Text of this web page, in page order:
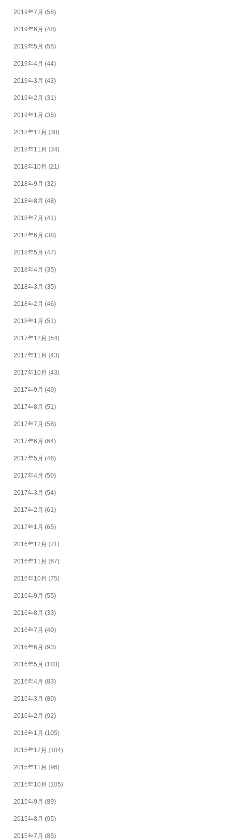
2019年7月 (58)
2019年6月 (48)
2019年5月 (55)
2019年4月 (44)
2019年3月 (43)
2019年2月 (31)
2019年1月 (35)
2018年12月 (38)
2018年11月 (34)
2018年10月 (21)
2018年9月 (32)
2018年8月 (48)
2018年7月 (41)
2018年6月 (38)
2018年5月 (47)
2018年4月 (35)
2018年3月 (35)
2018年2月 (46)
2018年1月 (51)
2017年12月 (54)
2017年11月 (43)
2017年10月 (43)
2017年9月 (49)
2017年8月 (51)
2017年7月 (58)
2017年6月 (64)
2017年5月 (46)
2017年4月 (50)
2017年3月 (54)
2017年2月 (61)
2017年1月 (65)
2016年12月 (71)
2016年11月 (67)
2016年10月 (75)
2016年9月 (55)
2016年8月 (33)
2016年7月 (40)
2016年6月 (93)
2016年5月 (103)
2016年4月 (83)
2016年3月 (80)
2016年2月 (92)
2016年1月 (105)
2015年12月 (104)
2015年11月 (96)
2015年10月 (105)
2015年9月 (89)
2015年8月 (95)
2015年7月 (85)